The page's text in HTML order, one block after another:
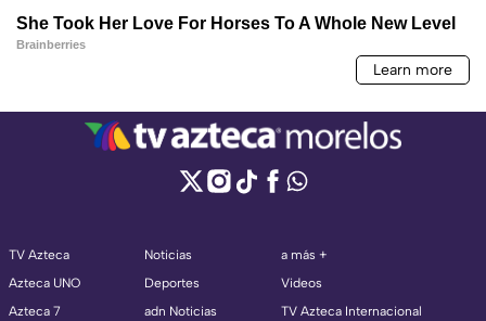
TV Azteca
Azteca UNO
Azteca 7
Noticias
Deportes
adn Noticias
a más +
Videos
TV Azteca Internacional